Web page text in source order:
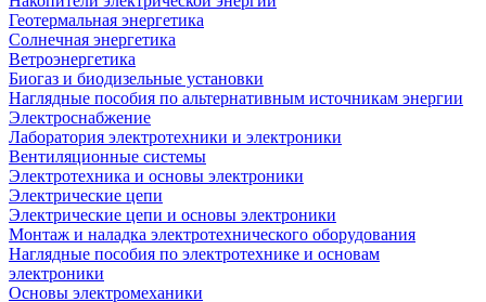
Геотермальная энергетика
Солнечная энергетика
Ветроэнергетика
Биогаз и биодизельные установки
Наглядные пособия по альтернативным источникам энергии
Электроснабжение
Лаборатория электротехники и электроники
Вентиляционные системы
Электротехника и основы электроники
Электрические цепи
Электрические цепи и основы электроники
Монтаж и наладка электротехнического оборудования
Наглядные пособия по электротехнике и основам
электроники
Основы электромеханики